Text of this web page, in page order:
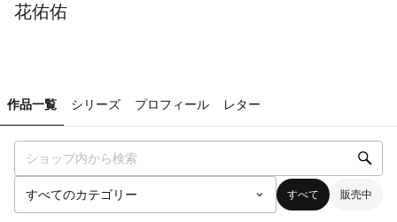
花佑佑
作品一覧 シリーズ プロフィール レター
すべて 販売中